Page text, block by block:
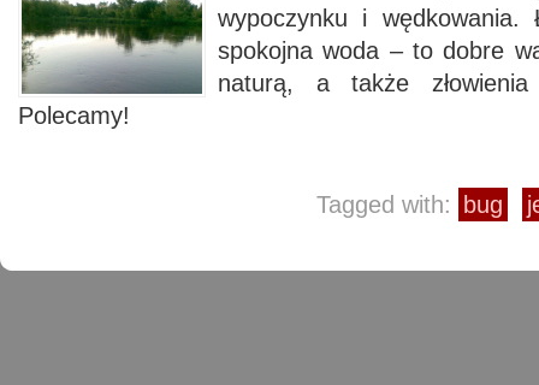
wypoczynku i wędkowania.
spokojna woda – to dobre
naturą, a także
Polecamy!
Tagged with: bug